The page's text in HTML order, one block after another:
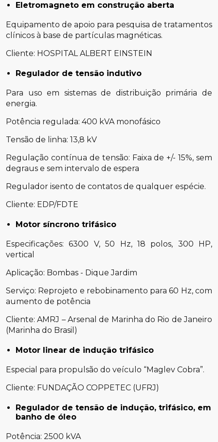
Eletromagneto em construção aberta
Equipamento de apoio para pesquisa de tratamentos
clínicos à base de partículas magnéticas.
Cliente: HOSPITAL ALBERT EINSTEIN
Regulador de tensão indutivo
Para uso em sistemas de distribuição primária de
energia.
Potência regulada: 400 kVA monofásico
Tensão de linha: 13,8 kV
Regulação contínua de tensão: Faixa de +/- 15%, sem
degraus e sem intervalo de espera
Regulador isento de contatos de qualquer espécie.
Cliente: EDP/FDTE
Motor síncrono trifásico
Especificações: 6300 V, 50 Hz, 18 polos, 300 HP,
vertical
Aplicação: Bombas - Dique Jardim
Serviço: Reprojeto e rebobinamento para 60 Hz, com
aumento de potência
Cliente: AMRJ – Arsenal de Marinha do Rio de Janeiro
(Marinha do Brasil)
Motor linear de indução trifásico
Especial para propulsão do veículo “Maglev Cobra”.
Cliente: FUNDAÇÃO COPPETEC (UFRJ)
Regulador de tensão de indução, trifásico, em
banho de óleo
Potência: 2500 kVA